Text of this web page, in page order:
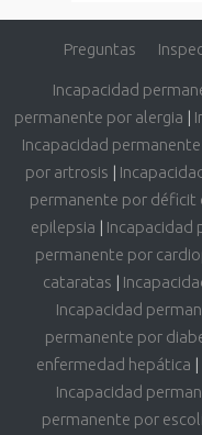
Preguntas
Incapacidad
permanente por alergia |
Incapacidad
por artrosis |
permanente por déficit
epilepsia | Incapacidad
permanente por
cataratas |
Incapacidad
permanente por
enfermedad hepática |
Incapacidad
permanente por